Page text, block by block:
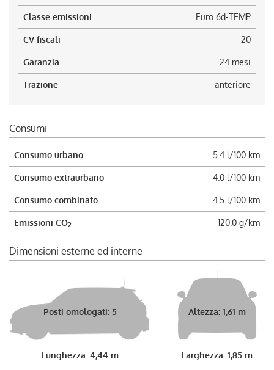
Classe emissioni Euro 6d-TEMP
CV fiscali 20
Garanzia 24 mesi
Trazione anteriore
Consumi
Consumo urbano 5.4 l/100 km
Consumo extraurbano 4.0 l/100 km
Consumo combinato 4.5 l/100 km
Emissioni CO2 120.0 g/km
Dimensioni esterne ed interne
Posti omologati: 5
Lunghezza: 4,44 m
Altezza: 1,61 m
Larghezza: 1,85 m